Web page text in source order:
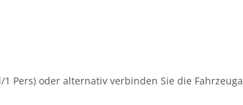
1 Pers) oder alternativ verbinden Sie die